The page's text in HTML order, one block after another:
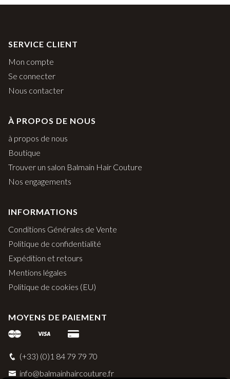
SERVICE CLIENT
Mon compte
Se connecter
Nous contacter
À PROPOS DE NOUS
à propos de nous
Boutique
Trouver un salon Balmain Hair Couture
Nos engagements
INFORMATIONS
Conditions Générales de Vente
Politique de confidentialité
Expédition et retours
Mentions légales
Politique de cookies (EU)
MOYENS DE PAIEMENT
(+33) (0)1 84 79 79 70
info@balmainhaircouture.fr